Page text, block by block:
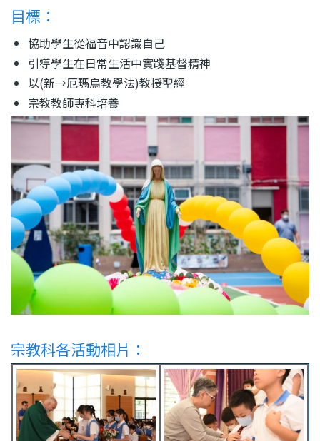
目標：
協助學生從福音中認識自己
引導學生在日常生活中實踐基督精神
以(新→厄瑪烏教學法)教授聖經
宗教教師專科培養
宗教科各活動相片：